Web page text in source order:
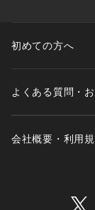
初めての方へ
よくある質問・
会社概要・利用